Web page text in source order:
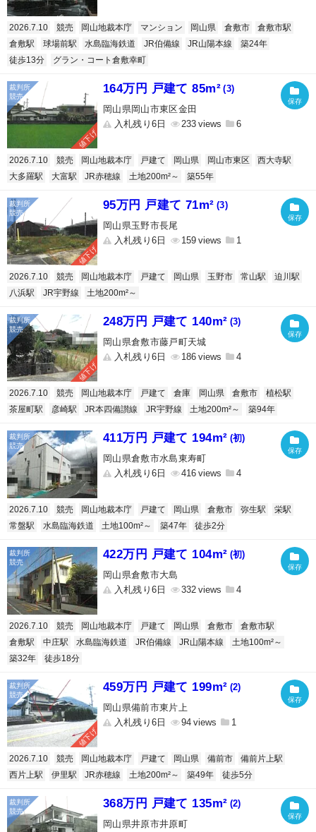
2026.7.10 競売 岡山地裁本庁 マンション 岡山県 倉敷市
倉敷市駅
倉敷駅
球場前駅 水島臨海鉄道 JR伯備線 JR山陽本線
築24年
徒歩13分
グラン・コート倉敷幸町
値下げ
164万円 戸建て 85m² (3)
岡山県岡山市東区金田
入札残り6日
233 6
2026.7.10 競売 岡山地裁本庁 戸建て 岡山県 岡山市東区
西大寺駅
大多羅駅
大富駅 JR赤穂線 土地200m²～ 築55年
値下げ
95万円 戸建て 71m² (3)
岡山県玉野市長尾
入札残り6日
159 1
2026.7.10 競売 岡山地裁本庁 戸建て 岡山県 玉野市 常山駅
迫川駅
八浜駅
JR宇野線 土地200m²～
値下げ
248万円 戸建て 140m² (3)
岡山県倉敷市藤戸町天城
入札残り6日
186 4
2026.7.10 競売 岡山地裁本庁 戸建て 倉庫 岡山県 倉敷市
植松駅
茶屋町駅
彦崎駅 JR本四備讃線 JR宇野線 土地200m²～ 築94年
411万円 戸建て 194m² (初)
岡山県倉敷市水島東寿町
入札残り6日
416 4
2026.7.10 競売 岡山地裁本庁 戸建て 岡山県 倉敷市 弥生駅
栄駅
常盤駅
水島臨海鉄道 土地100m²～ 築47年 徒歩2分
422万円 戸建て 104m² (初)
岡山県倉敷市大島
入札残り6日
332 4
2026.7.10 競売 岡山地裁本庁 戸建て 岡山県 倉敷市
倉敷市駅
倉敷駅
中庄駅 水島臨海鉄道 JR伯備線 JR山陽本線
土地100m²～
築32年
徒歩18分
値下げ
459万円 戸建て 199m² (2)
岡山県備前市東片上
入札残り6日
94 1
2026.7.10 競売 岡山地裁本庁 戸建て 岡山県 備前市
備前片上駅
西片上駅
伊里駅 JR赤穂線 土地200m²～ 築49年 徒歩5分
368万円 戸建て 135m² (2)
岡山県井原市井原町